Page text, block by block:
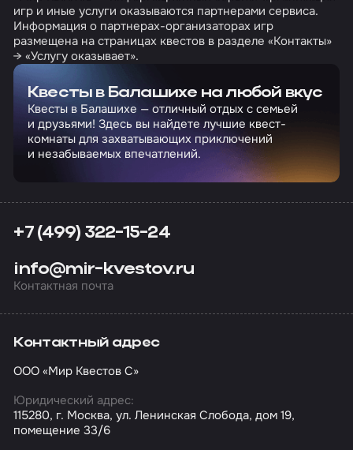
игр и иные услуги оказываются партнерами сервиса.
Информация о партнерах-организаторах игр
размещена на страницах квестов в разделе «Контакты»
→ «Услугу оказывает».
Квесты в Балашихе на любой вкус
Квесты в Балашихе — отличный отдых с семьей
и друзьями! Здесь вы найдете лучшие квест-
комнаты для захватывающих приключений
и незабываемых впечатлений.
+7 (499) 322-15-24
info@mir-kvestov.ru
Контактная почта
Контактный адрес
ООО «Мир Квестов С»
Юридический адрес:
115280, г. Москва, ул. Ленинская Слобода, дом 19,
помещение 33/6